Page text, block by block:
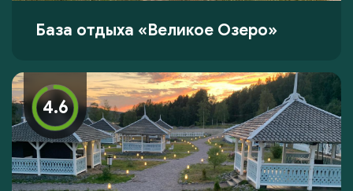
База отдыха «Великое Озеро»
4.6